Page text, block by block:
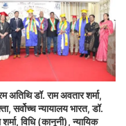
अतिथि डॉ. राम अवतार शर्मा,
सर्वोच्च न्यायालय भारत, डॉ.
शर्मा, विधि (कानूनी), न्यायिक